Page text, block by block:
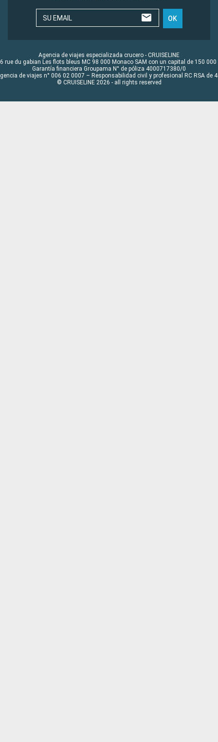
SU EMAIL OK
Agencia de viajes especializada crucero - CRUISELINE
rue du gabian Les flots bleus MC 98 000 Monaco SAM con un capital de 150 000
Garantía financiera Groupama N° de póliza 4000717380/0
de viajes n° 006 02 0007 – Responsabilidad civil y profesional RC RSA de
© CRUISELINE 2026 - all rights reserved